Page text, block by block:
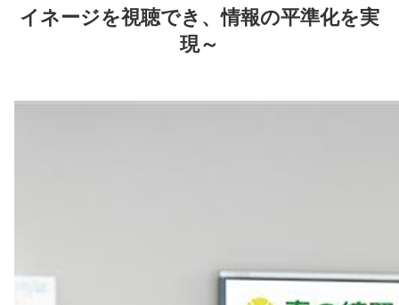
関連情報
イネージを視聴でき、情報の平準化を実
現～